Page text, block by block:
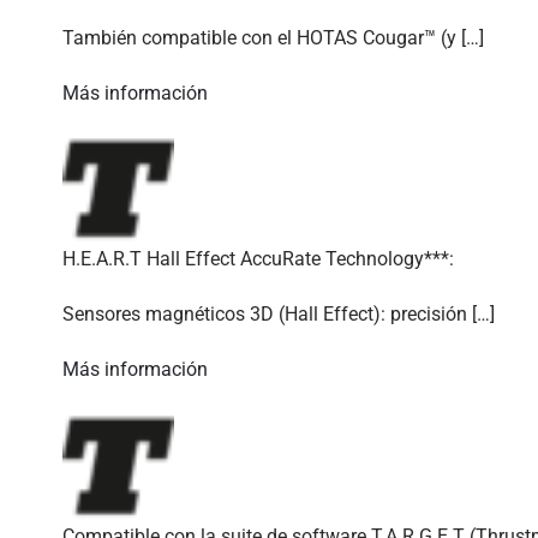
También compatible con el HOTAS Cougar™ (y […]
Más información
H.E.A.R.T Hall Effect AccuRate Technology***:
Sensores magnéticos 3D (Hall Effect): precisión […]
Más información